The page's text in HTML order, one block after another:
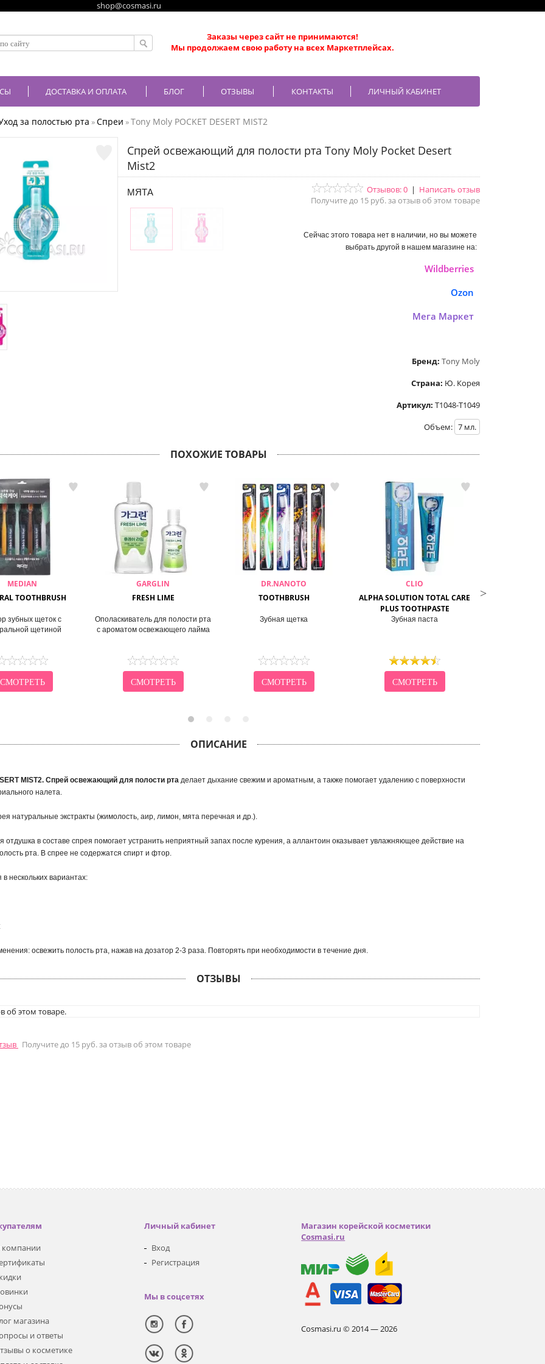
shop@cosmasi.ru
Заказы через сайт не принимаются!
Мы продолжаем свою работу на всех Маркетплейсах.
ДОСТАВКА И ОПЛАТА БЛОГ ОТЗЫВЫ КОНТАКТЫ ЛИЧНЫЙ КАБИНЕТ
за полостью рта »Спреи »Tony Moly POCKET DESERT MIST2
Спрей освежающий для полости рта Tony Moly Pocket Desert
Mist2
МЯТА Отзывов: 0 | Написать отзыв
Получите до 15 руб. за отзыв об этом товаре
Сейчас этого товара нет в наличии, но вы можете
выбрать другой в нашем магазине на:
Wildberries
Ozon
Мега Маркет
Бренд: Tony Moly
Страна: Ю. Корея
Артикул: Т1048-Т1049
Объем: 7 мл.
ПОХОЖИЕ ТОВАРЫ
MEDIAN
TOOTHBRUSH
зубных щеток с
щетиной
СМОТРЕТЬ
GARGLIN
FRESH LIME
Ополаскиватель для полости рта
c ароматом освежающего лайма
СМОТРЕТЬ
DR.NANOTO
TOOTHBRUSH
Зубная щетка
СМОТРЕТЬ
CLIO
ALPHA SOLUTION TOTAL CARE
PLUS TOOTHPASTE
Зубная паста
СМОТРЕТЬ
ОПИСАНИЕ
MIST2. Спрей освежающий для полости рта делает дыхание свежим и ароматным, а также помогает удалению с поверхности
налета.
натуральные экстракты (жимолость, аир, лимон, мята перечная и др.).
отдушка в составе спрея помогает устранить неприятный запах после курения, а аллантоин оказывает увлажняющее действие на
рта. В спрее не содержатся спирт и фтор.
в нескольких вариантах:
освежить полость рта, нажав на дозатор 2-3 раза. Повторять при необходимости в течение дня.
ОТЗЫВЫ
об этом товаре.
Получите до 15 руб. за отзыв об этом товаре
магазина
и ответы
о косметике
Личный кабинет
Вход
Регистрация
Мы в соцсетях
Магазин корейской косметики
Cosmasi.ru
Cosmasi.ru © 2014 — 2026